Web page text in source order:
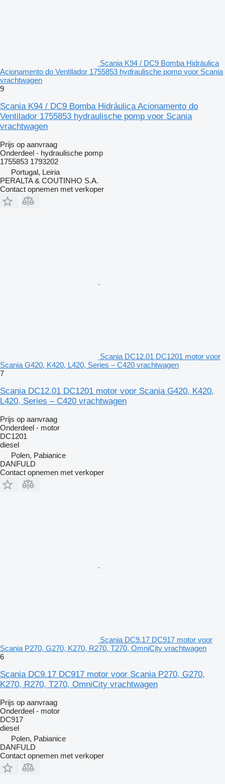
Scania K94 / DC9 Bomba Hidráulica
Acionamento do Ventilador 1755853 hydraulische pomp voor Scania
vrachtwagen
9
Scania K94 / DC9 Bomba Hidráulica Acionamento do
Ventilador 1755853 hydraulische pomp voor Scania
vrachtwagen
Prijs op aanvraag
Onderdeel - hydraulische pomp
1755853 1793202
Portugal, Leiria
PERALTA & COUTINHO S.A.
Contact opnemen met verkoper
Scania DC12.01 DC1201 motor voor
Scania G420, K420, L420, Series – C420 vrachtwagen
7
Scania DC12.01 DC1201 motor voor Scania G420, K420,
L420, Series – C420 vrachtwagen
Prijs op aanvraag
Onderdeel - motor
DC1201
diesel
Polen, Pabianice
DANFULD
Contact opnemen met verkoper
Scania DC9.17 DC917 motor voor
Scania P270, G270, K270, R270, T270, OmniCity vrachtwagen
6
Scania DC9.17 DC917 motor voor Scania P270, G270,
K270, R270, T270, OmniCity vrachtwagen
Prijs op aanvraag
Onderdeel - motor
DC917
diesel
Polen, Pabianice
DANFULD
Contact opnemen met verkoper